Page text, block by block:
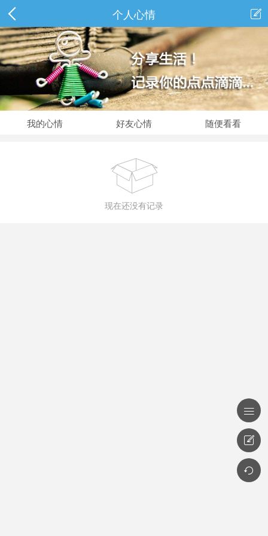
个人心情 
我的心情 好友心情 随便看看

现在还没有记录


